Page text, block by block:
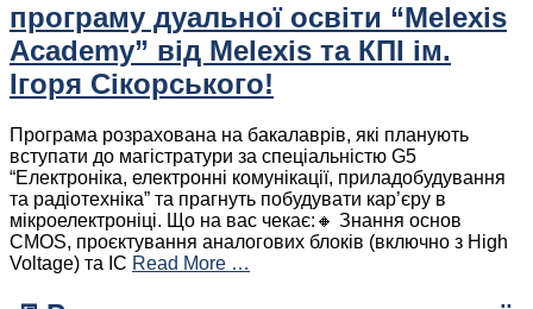
програму дуальної освіти “Melexis
Academy” від Melexis та КПІ ім.
Ігоря Сікорського!
Програма розрахована на бакалаврів, які планують
вступати до магістратури за спеціальністю G5
“Електроніка, електронні комунікації, приладобудування
та радіотехніка” та прагнуть побудувати кар’єру в
мікроелектроніці. Що на вас чекає:🔸 Знання основ
CMOS, проєктування аналогових блоків (включно з High
Voltage) та IC Read More …